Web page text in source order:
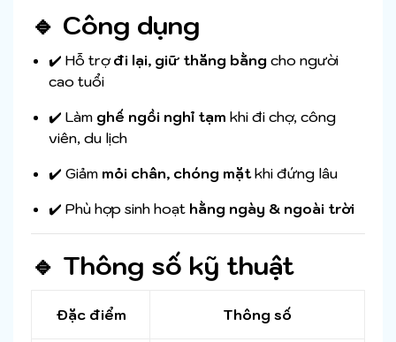
🔹 Công dụng
✔️ Hỗ trợđi lại, giữ thăng bằng cho người
cao tuổi
✔️ Làm ghế ngồi nghỉ tạm khi đi chợ, công
viên, du lịch
✔️ Giảm mỏi chân, chóng mặtkhi đứng lâu
✔️ Phù hợp sinh hoạt hằng ngày & ngoài trời
🔹 Thông số kỹ thuật
Đặc điểm Thông số